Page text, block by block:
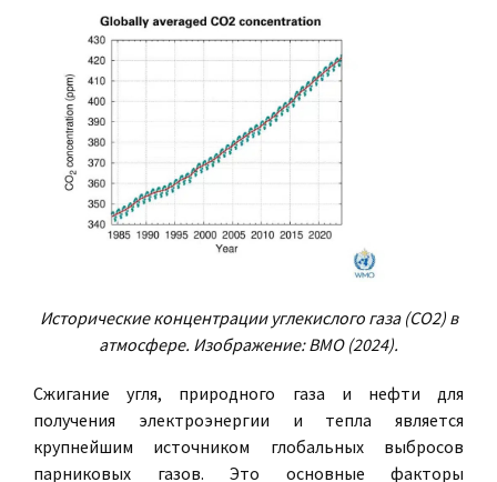
Исторические концентрации углекислого газа (CO2) в
атмосфере. Изображение: ВМО (2024).
Сжигание угля, природного газа и нефти для
получения электроэнергии и тепла является
крупнейшим источником глобальных выбросов
парниковых газов. Это основные факторы